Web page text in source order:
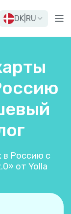
DK RU
в Россию с
от Yolla